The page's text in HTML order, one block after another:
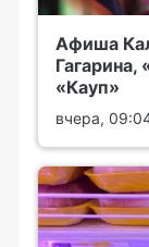
Афиша
«Кауп»
вчера,